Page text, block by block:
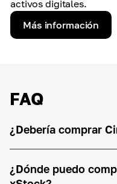
activos digitales.
Más información
FAQ
¿Debería comprar
¿Dónde puedo